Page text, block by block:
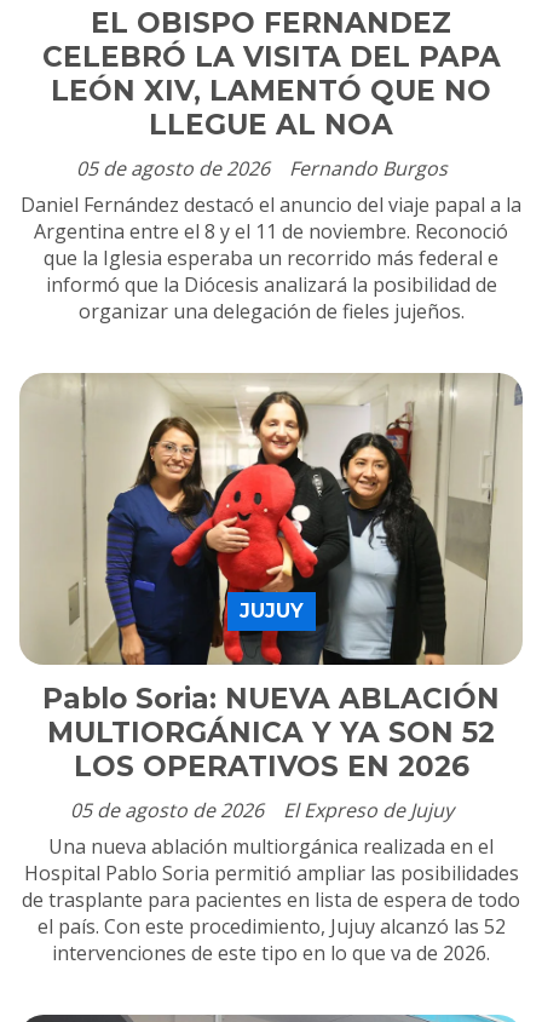
EL OBISPO FERNANDEZ
CELEBRÓ LA VISITA DEL PAPA
LEÓN XIV, LAMENTÓ QUE NO
LLEGUE AL NOA
Fernando Burgos
05 de agosto de 2026
Daniel Fernández destacó el anuncio del viaje papal a la
Argentina entre el 8 y el 11 de noviembre. Reconoció
que la Iglesia esperaba un recorrido más federal e
informó que la Diócesis analizará la posibilidad de
organizar una delegación de fieles jujeños.
Pablo Soria: NUEVA ABLACIÓN
MULTIORGÁNICA Y YA SON 52
LOS OPERATIVOS EN 2026
El Expreso de Jujuy
JUJUY
05 de agosto de 2026
Una nueva ablación multiorgánica realizada en el
Hospital Pablo Soria permitió ampliar las posibilidades
de trasplante para pacientes en lista de espera de todo
el país. Con este procedimiento, Jujuy alcanzó las 52
intervenciones de este tipo en lo que va de 2026.